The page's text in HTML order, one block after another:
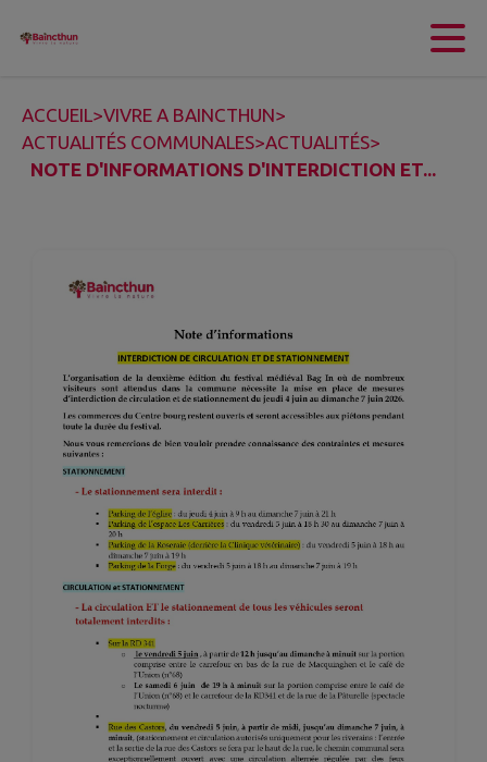
Contenu
ACCUEIL>VIVRE A BAINCTHUN>
ACTUALITÉS COMMUNALES>ACTUALITÉS>
NOTE D'INFORMATIONS D'INTERDICTION ET...